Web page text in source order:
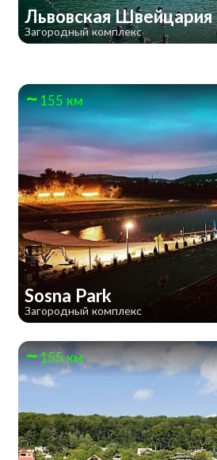
Львовская Швейцария
Загородный комплекс
155 км
Sosna Park
Загородный комплекс
155 км